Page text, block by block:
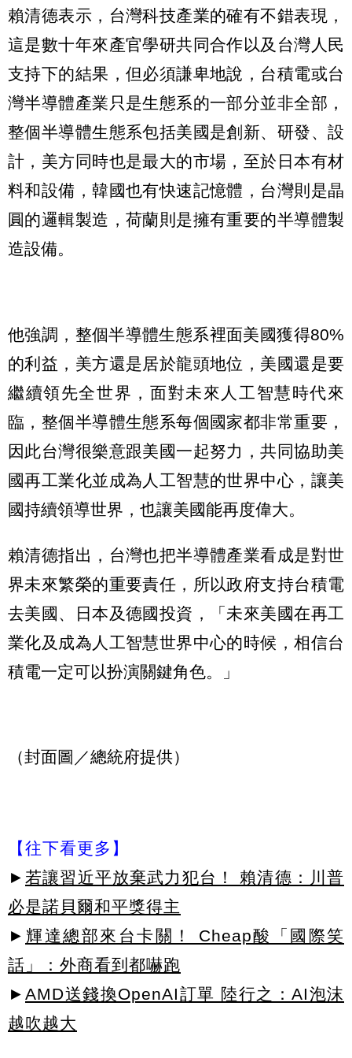
賴清德表示，台灣科技產業的確有不錯表現，
這是數十年來產官學研共同合作以及台灣人民
支持下的結果，但必須謙卑地說，台積電或台
灣半導體產業只是生態系的一部分並非全部，
整個半導體生態系包括美國是創新、研發、設
計，美方同時也是最大的市場，至於日本有材
料和設備，韓國也有快速記憶體，台灣則是晶
圓的邏輯製造，荷蘭則是擁有重要的半導體製
造設備。
他強調，整個半導體生態系裡面美國獲得80%
的利益，美方還是居於龍頭地位，美國還是要
繼續領先全世界，面對未來人工智慧時代來
臨，整個半導體生態系每個國家都非常重要，
因此台灣很樂意跟美國一起努力，共同協助美
國再工業化並成為人工智慧的世界中心，讓美
國持續領導世界，也讓美國能再度偉大。
賴清德指出，台灣也把半導體產業看成是對世
界未來繁榮的重要責任，所以政府支持台積電
去美國、日本及德國投資，「未來美國在再工
業化及成為人工智慧世界中心的時候，相信台
積電一定可以扮演關鍵角色。」
（封面圖／總統府提供）
【往下看更多】
► 若讓習近平放棄武力犯台！ 賴清德：川普
必是諾貝爾和平獎得主
► 輝達總部來台卡關！ Cheap酸「國際笑
話」：外商看到都嚇跑
► AMD送錢換OpenAI訂單 陸行之：AI泡沫
越吹越大